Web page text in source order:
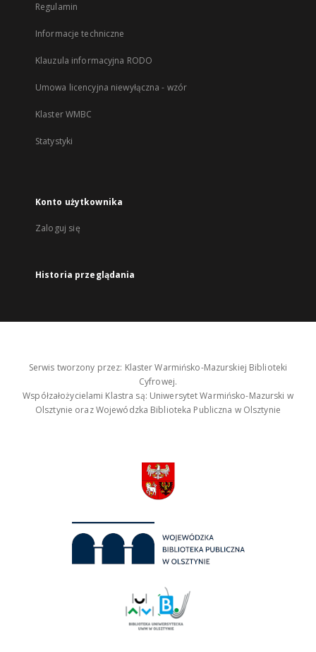
Regulamin
Informacje techniczne
Klauzula informacyjna RODO
Umowa licencyjna niewyłączna - wzór
Klaster WMBC
Statystyki
Konto użytkownika
Zaloguj się
Historia przeglądania
Serwis tworzony przez: Klaster Warmińsko-Mazurskiej Biblioteki
Cyfrowej.
Współzałożycielami Klastra są: Uniwersytet Warmińsko-Mazurski w
Olsztynie oraz Wojewódzka Biblioteka Publiczna w Olsztynie